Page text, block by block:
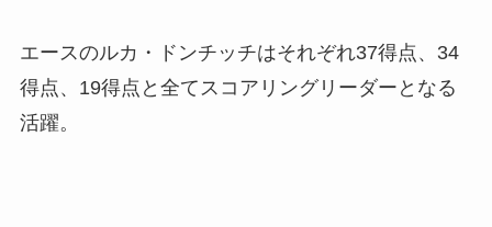
エースのルカ・ドンチッチはそれぞれ37得点、34
得点、19得点と全てスコアリングリーダーとなる
活躍。